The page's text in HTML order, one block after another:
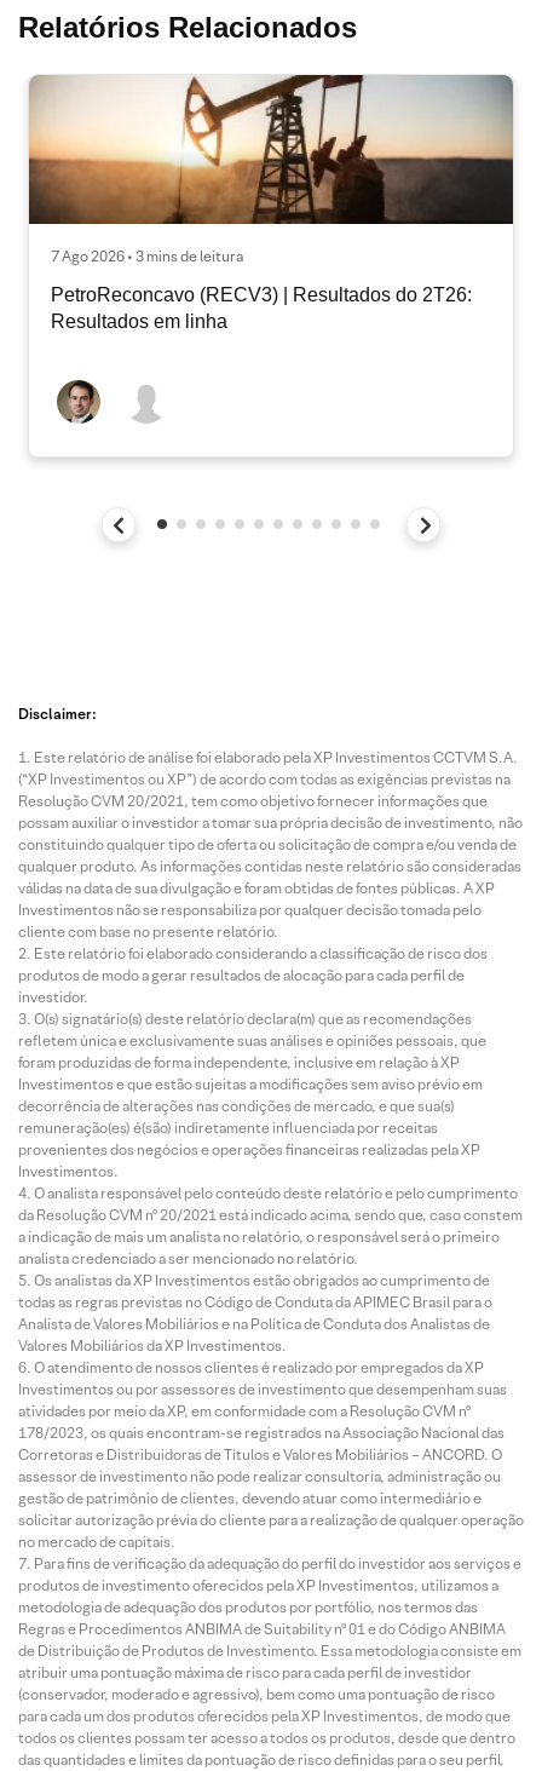
Relatórios Relacionados
7 Ago 2026 • 3 mins de leitura
PetroReconcavo (RECV3) | Resultados do 2T26:
Resultados em linha
Disclaimer:
Este relatório de análise foi elaborado pela XP Investimentos CCTVM S.A.
(“XP Investimentos ou XP”) de acordo com todas as exigências previstas na
Resolução CVM 20/2021, tem como objetivo fornecer informações que
possam auxiliar o investidor a tomar sua própria decisão de investimento, não
constituindo qualquer tipo de oferta ou solicitação de compra e/ou venda de
qualquer produto. As informações contidas neste relatório são consideradas
válidas na data de sua divulgação e foram obtidas de fontes públicas. A XP
Investimentos não se responsabiliza por qualquer decisão tomada pelo
cliente com base no presente relatório.
Este relatório foi elaborado considerando a classificação de risco dos
produtos de modo a gerar resultados de alocação para cada perfil de
investidor.
O(s) signatário(s) deste relatório declara(m) que as recomendações
refletem única e exclusivamente suas análises e opiniões pessoais, que
foram produzidas de forma independente, inclusive em relação à XP
Investimentos e que estão sujeitas a modificações sem aviso prévio em
decorrência de alterações nas condições de mercado, e que sua(s)
remuneração(es) é(são) indiretamente influenciada por receitas
provenientes dos negócios e operações financeiras realizadas pela XP
Investimentos.
O analista responsável pelo conteúdo deste relatório e pelo cumprimento
da Resolução CVM nº 20/2021 está indicado acima, sendo que, caso constem
a indicação de mais um analista no relatório, o responsável será o primeiro
analista credenciado a ser mencionado no relatório.
Os analistas da XP Investimentos estão obrigados ao cumprimento de
todas as regras previstas no Código de Conduta da APIMEC Brasil para o
Analista de Valores Mobiliários e na Política de Conduta dos Analistas de
Valores Mobiliários da XP Investimentos.
O atendimento de nossos clientes é realizado por empregados da XP
Investimentos ou por assessores de investimento que desempenham suas
atividades por meio da XP, em conformidade com a Resolução CVM nº
178/2023, os quais encontram-se registrados na Associação Nacional das
Corretoras e Distribuidoras de Títulos e Valores Mobiliários – ANCORD. O
assessor de investimento não pode realizar consultoria, administração ou
gestão de patrimônio de clientes, devendo atuar como intermediário e
solicitar autorização prévia do cliente para a realização de qualquer operação
no mercado de capitais.
Para fins de verificação da adequação do perfil do investidor aos serviços e
produtos de investimento oferecidos pela XP Investimentos, utilizamos a
metodologia de adequação dos produtos por portfólio, nos termos das
Regras e Procedimentos ANBIMA de Suitability nº 01 e do Código ANBIMA
de Distribuição de Produtos de Investimento. Essa metodologia consiste em
atribuir uma pontuação máxima de risco para cada perfil de investidor
(conservador, moderado e agressivo), bem como uma pontuação de risco
para cada um dos produtos oferecidos pela XP Investimentos, de modo que
todos os clientes possam ter acesso a todos os produtos, desde que dentro
das quantidades e limites da pontuação de risco definidas para o seu perfil.